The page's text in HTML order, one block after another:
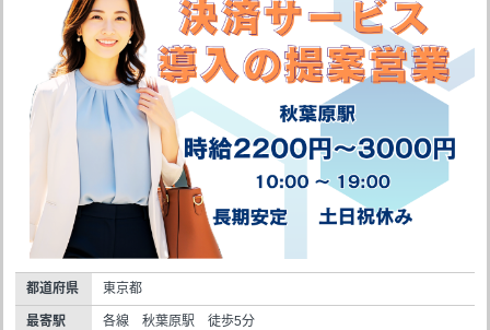
都道府県 東京都
最寄駅 各線 秋葉原駅 徒歩5分